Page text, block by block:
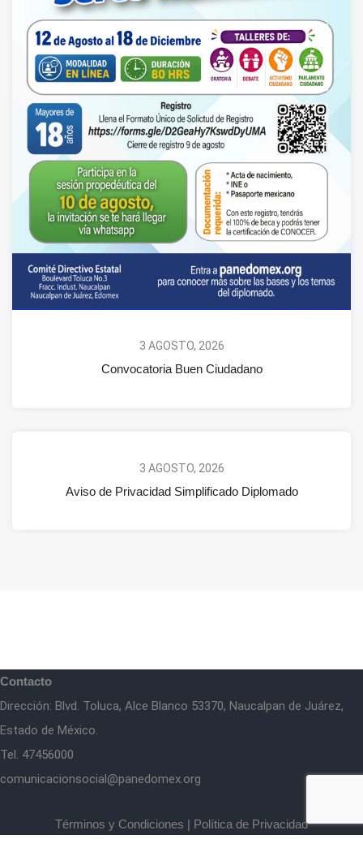
3 AGOSTO, 2026
Convocatoria Buen Ciudadano
3 AGOSTO, 2026
Aviso de Privacidad Simplificado Diplomado
Contacto
Dirección: Blvd. Toluca, Alce Blanco 53370, Naucalpan de Juárez,
Estado de México.
Tel. 47456000
comunicacionsocial@panedomex.org
Términos y Condiciones | Política de Privacidad